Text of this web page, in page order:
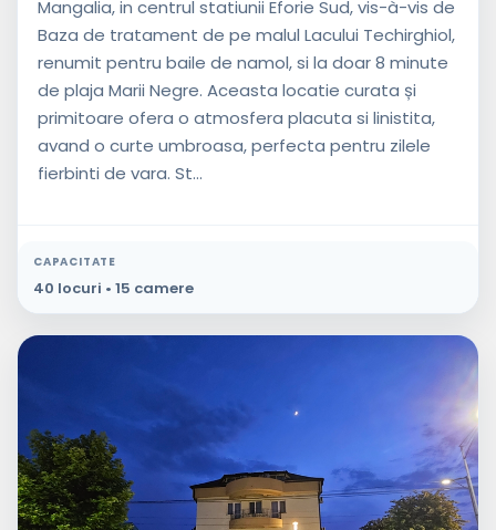
Mangalia, in centrul statiunii Eforie Sud, vis-à-vis de
Baza de tratament de pe malul Lacului Techirghiol,
renumit pentru baile de namol, si la doar 8 minute
de plaja Marii Negre. Aceasta locatie curata și
primitoare ofera o atmosfera placuta si linistita,
avand o curte umbroasa, perfecta pentru zilele
fierbinti de vara. St...
CAPACITATE
40 locuri • 15 camere